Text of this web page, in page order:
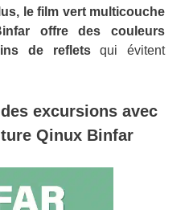
le film vert multicouche
offre des couleurs
de refletsqui évitent
excursions avec
Qinux Binfar